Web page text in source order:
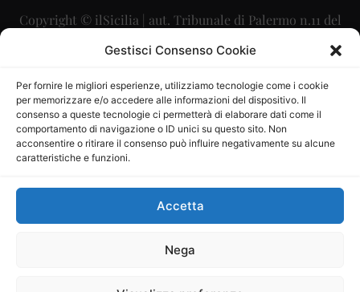
Gestisci Consenso Cookie
Per fornire le migliori esperienze, utilizziamo tecnologie come i cookie
per memorizzare e/o accedere alle informazioni del dispositivo. Il
consenso a queste tecnologie ci permetterà di elaborare dati come il
comportamento di navigazione o ID unici su questo sito. Non
acconsentire o ritirare il consenso può influire negativamente su alcune
caratteristiche e funzioni.
Accetta
Nega
Copyright © ilSicilia | aut. Tribunale di Palermo n.11 del
29/09/2015
Direttore Editoriale: Maurizio Scaglione
Direttore Responsabile: Maria Calabrese
P.IVA: 06334930820
Mercurio Comunicazione Società Cooperativa a r.l. è
iscritta al Registro degli Operatori di Comunicazione al